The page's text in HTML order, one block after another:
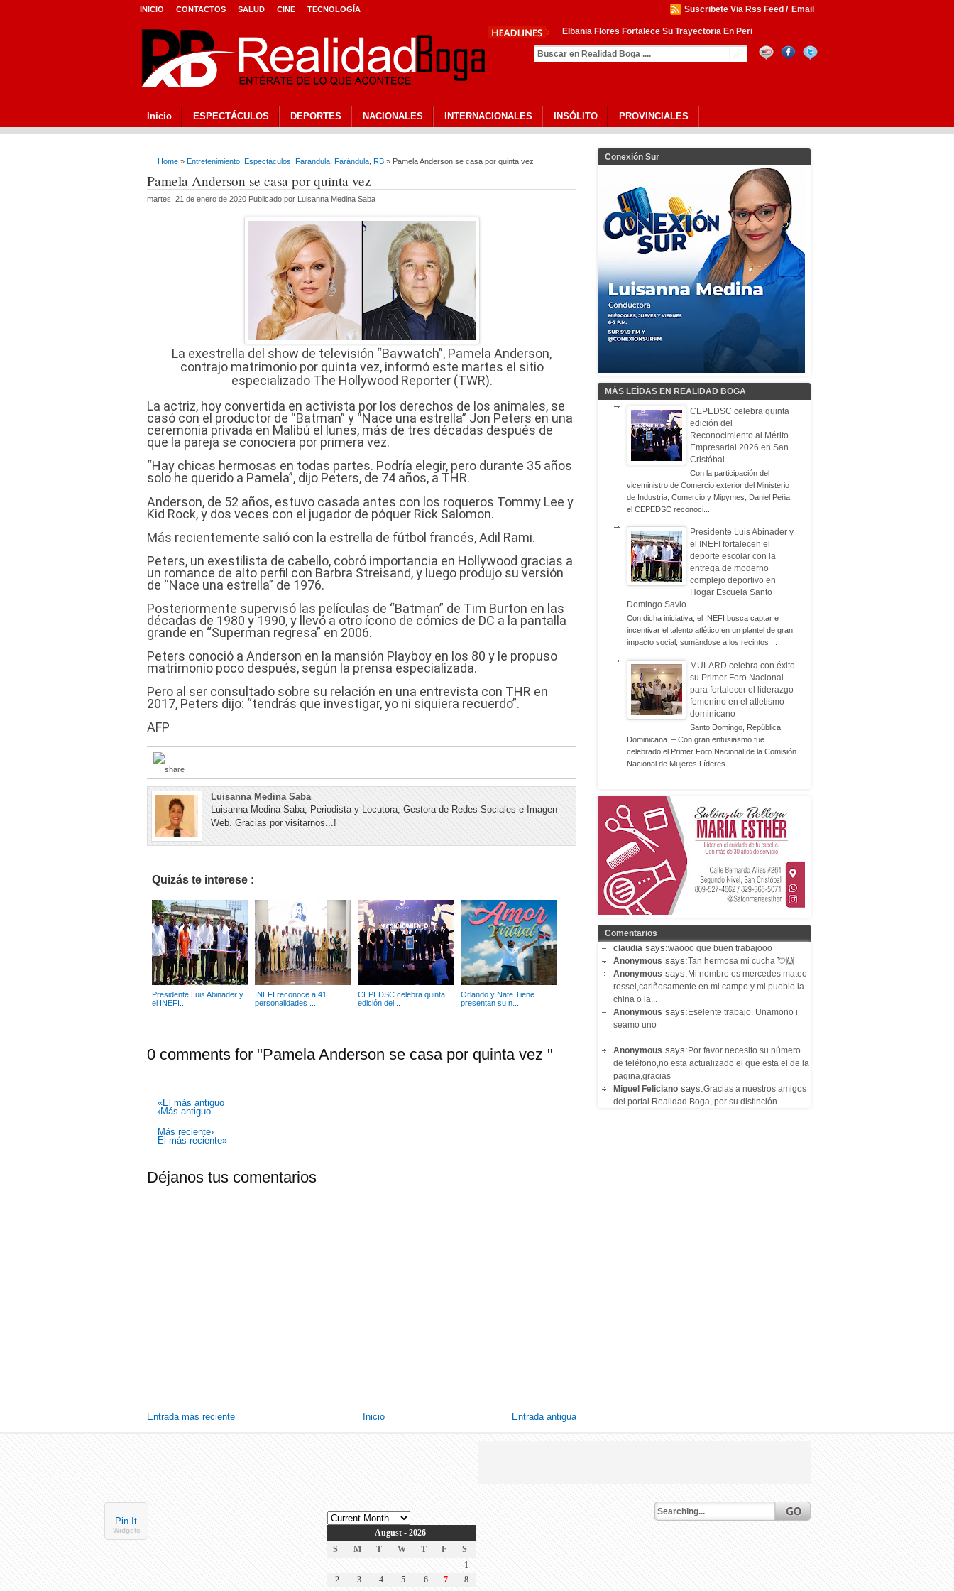
INICIO CONTACTOS SALUD CINE TECNOLOGÍA Suscribete Via Rss Feed / Email
Elbania Flores Fortalece Su Trayectoria En Periodismo De Salud Con
Inicio ESPECTÁCULOS DEPORTES NACIONALES INTERNACIONALES INSÓLITO PROVINCIALES
Pin It
Widgets
Home » Entretenimiento Espectáculos Farandula Farándula RB » Pamela Anderson se casa por quinta vez
Pamela Anderson se casa por quinta vez
martes, 21 de enero de 2020 Publicado por Luisanna Medina Saba
La exestrella del show de televisión “Baywatch”, Pamela Anderson,
contrajo matrimonio por quinta vez, informó este martes el sitio
especializado The Hollywood Reporter (TWR).
La actriz, hoy convertida en activista por los derechos de los animales, se
casó con el productor de “Batman” y “Nace una estrella” Jon Peters en una
ceremonia privada en Malibú el lunes, más de tres décadas después de
que la pareja se conociera por primera vez.
“Hay chicas hermosas en todas partes. Podría elegir, pero durante 35 años
solo he querido a Pamela”, dijo Peters, de 74 años, a THR.
Anderson, de 52 años, estuvo casada antes con los roqueros Tommy Lee y
Kid Rock, y dos veces con el jugador de póquer Rick Salomon.
Más recientemente salió con la estrella de fútbol francés, Adil Rami.
Peters, un exestilista de cabello, cobró importancia en Hollywood gracias a
un romance de alto perfil con Barbra Streisand, y luego produjo su versión
de “Nace una estrella” de 1976.
Posteriormente supervisó las películas de “Batman” de Tim Burton en las
décadas de 1980 y 1990, y llevó a otro ícono de cómics de DC a la pantalla
grande en “Superman regresa” en 2006.
Peters conoció a Anderson en la mansión Playboy en los 80 y le propuso
matrimonio poco después, según la prensa especializada.
Pero al ser consultado sobre su relación en una entrevista con THR en
2017, Peters dijo: “tendrás que investigar, yo ni siquiera recuerdo”.
AFP
Luisanna Medina Saba
Luisanna Medina Saba, Periodista y Locutora, Gestora de Redes Sociales e Imagen
Web. Gracias por visitarnos...!
Quizás te interese :
Presidente Luis Abinader y
el INEFI...
INEFI reconoce a 41
personalidades ...
CEPEDSC celebra quinta
edición del...
Orlando y Nate Tiene
presentan su n...
0 comments for "Pamela Anderson se casa por quinta vez "
«El más antiguo
‹Más antiguo
Más reciente›
El más reciente»
Déjanos tus comentarios
Entrada más reciente Entrada antigua
Inicio
Conexión Sur
MÁS LEÍDAS EN REALIDAD BOGA
CEPEDSC celebra quinta
edición del
Reconocimiento al Mérito
Empresarial 2026 en San
Cristóbal
Con la participación del
viceministro de Comercio exterior del Ministerio
de Industria, Comercio y Mipymes, Daniel Peña,
el CEPEDSC reconoci...
Presidente Luis Abinader y
el INEFI fortalecen el
deporte escolar con la
entrega de moderno
complejo deportivo en
Hogar Escuela Santo
Domingo Savio
Con dicha iniciativa, el INEFI busca captar e
incentivar el talento atlético en un plantel de gran
impacto social, sumándose a los recintos ...
MULARD celebra con éxito
su Primer Foro Nacional
para fortalecer el liderazgo
femenino en el atletismo
dominicano
Santo Domingo, República
Dominicana. – Con gran entusiasmo fue
celebrado el Primer Foro Nacional de la Comisión
Nacional de Mujeres Líderes...
Comentarios
claudia says:waooo que buen trabajooo
Anonymous says:Tan hermosa mi cucha 💘🙌
Anonymous says:Mi nombre es mercedes mateo
rossel,cariñosamente en mi campo y mi pueblo la
china o la...
Anonymous says:Eselente trabajo. Unamono i
seamo uno
Anonymous says:Por favor necesito su número
de teléfono,no esta actualizado el que esta el de la
pagina,gracias
Miguel Feliciano says:Gracias a nuestros amigos
del portal Realidad Boga, por su distinción.
August - 2026
S
M T W T F
S
1
2
3 4 5 6 7
8